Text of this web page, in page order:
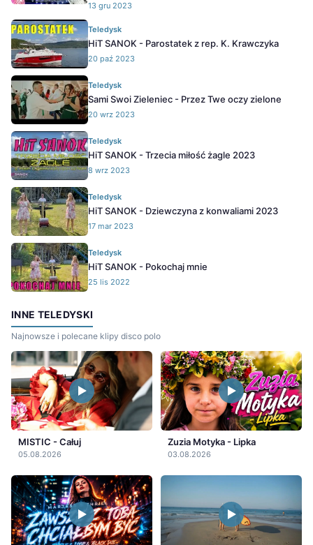
13 gru 2023
Teledysk
HiT SANOK - Parostatek z rep. K. Krawczyka
20 paź 2023
Teledysk
Sami Swoi Zieleniec - Przez Twe oczy zielone
20 wrz 2023
Teledysk
HiT SANOK - Trzecia miłość żagle 2023
8 wrz 2023
Teledysk
HiT SANOK - Dziewczyna z konwaliami 2023
17 mar 2023
Teledysk
HiT SANOK - Pokochaj mnie
25 lis 2022
INNE TELEDYSKI
Najnowsze i polecane klipy disco polo
MISTIC - Całuj
05.08.2026
Zuzia Motyka - Lipka
03.08.2026